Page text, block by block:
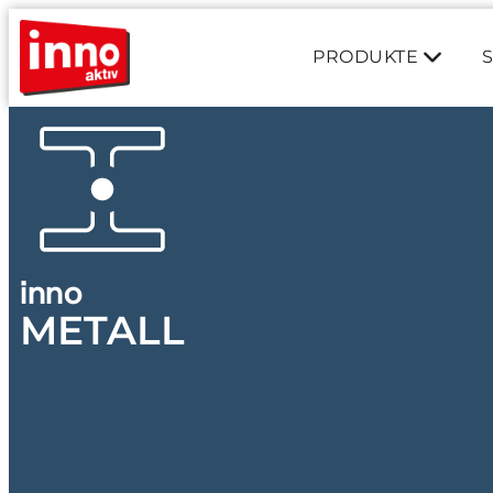
PRODUKTE
inno
METALL